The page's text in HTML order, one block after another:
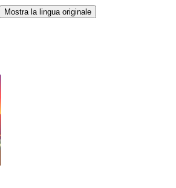
Mostra la lingua originale